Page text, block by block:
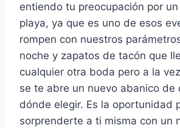
entiendo tu preocupación por
playa, ya que es uno de esos
rompen con nuestros
noche y zapatos de tacón que
cualquier otra boda pero a la
se te abre un nuevo abanico de
dónde elegir. Es la oportunidad
sorprenderte a ti misma con un